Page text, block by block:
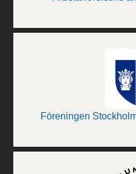
Föreningen